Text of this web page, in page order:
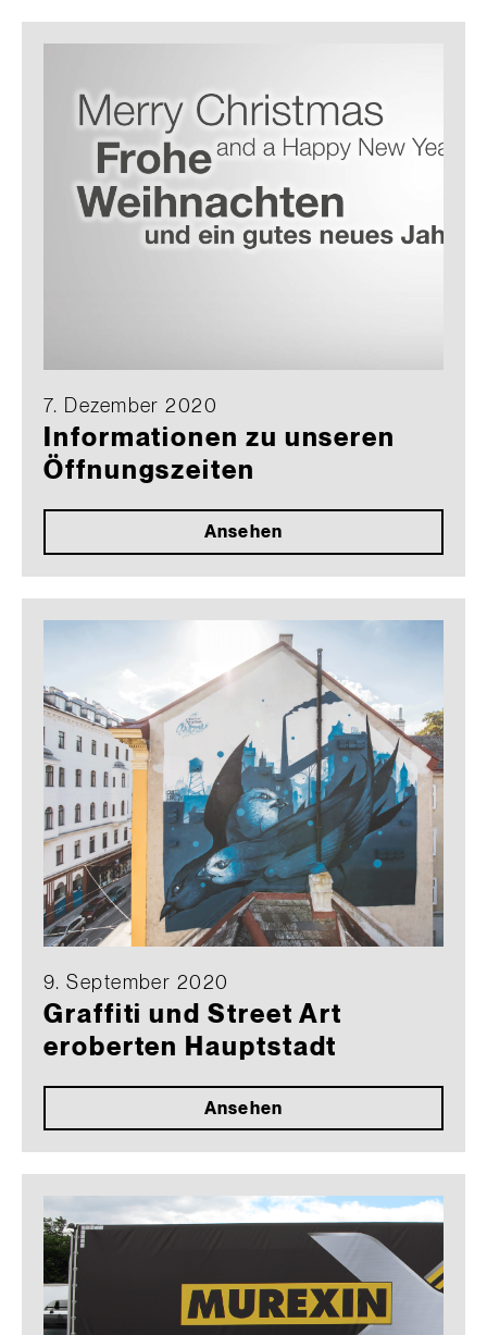
7. Dezember 2020
Informationen zu unseren
Öffnungszeiten
Ansehen
9. September 2020
Graffiti und Street Art
eroberten Hauptstadt
Ansehen